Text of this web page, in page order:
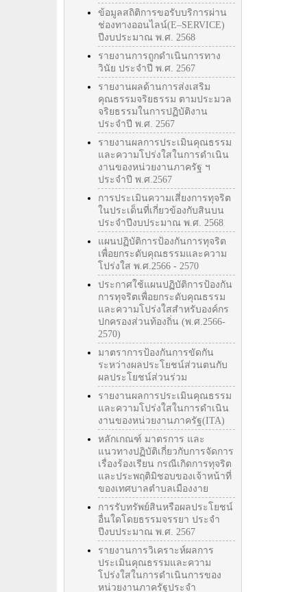
ข้อมูลสถิติการขอรับบริการผ่าน
ช่องทางออนไลน์(E–SERVICE)
ปีงบประมาณ พ.ศ. 2568
รายงานการถูกดำเนินการทาง
วินัย ประจำปี พ.ศ. 2567
รายงานผลด้านการส่งเสริม
คุณธรรมจริยธรรม ตามประมวล
จริยธรรมในการปฏิบัติงาน
ประจำปี พ.ศ. 2567
รายงานผลการประเมินคุณธรรม
และความโปร่งใสในการดำเนิน
งานของหน่วยงานภาครัฐ ฯ
ประจำปี พ.ศ.2567
การประเมินความเสี่ยงการทุจริต
ในประเด็นที่เกี่ยวข้องกับสินบน
ประจำปีงบประมาณ พ.ศ. 2568
แผนปฏิบัติการป้องกันการทุจริต
เพื่อยกระดับคุณธรรมและความ
โปร่งใส พ.ศ.2566 - 2570
ประกาศใช้แผนปฏิบัติการป้องกัน
การทุจริตเพื่อยกระดับคุณธรรม
และความโปร่งใสสำหรับองค์กร
ปกครองส่วนท้องถิ่น (พ.ศ.2566-
2570)
มาตราการป้องกันการขัดกัน
ระหว่างผลประโยชน์ส่วนตนกับ
ผลประโยชน์ส่วนร่วม
รายงานผลการประเมินคุณธรรม
และความโปร่งใสในการดำเนิน
งานของหน่วยงานภาครัฐ(ITA)
หลักเกณฑ์ มาตรการ และ
แนวทางปฏิบัติเกี่ยวกับการจัดการ
เรื่องร้องเรียน กรณีเกิดการทุจริต
และประพฤติมิชอบของเจ้าหน้าที่
ของเทศบาลตำบลเมืองงาย
การรับทรัพย์สินหรือผลประโยชน์
อื่นใดโดยธรรมจรรยา ประจำ
ปีงบประมาณ พ.ศ. 2567
รายงานการวิเคราะห์ผลการ
ประเมินคุณธรรมและความ
โปร่งใสในการดำเนินการของ
หน่วยงานภาครัฐประจำ